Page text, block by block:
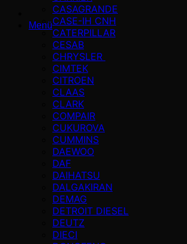
Menü
CASAGRANDE
CASE-IH CNH
CATERPILLAR
CESAB
CHRYSLER
CIMTEK
CITROEN
CLAAS
CLARK
COMPAIR
CUKUROVA
CUMMINS
DAEWOO
DAF
DAIHATSU
DALGAKIRAN
DEMAG
DETROIT DIESEL
DEUTZ
DIECI